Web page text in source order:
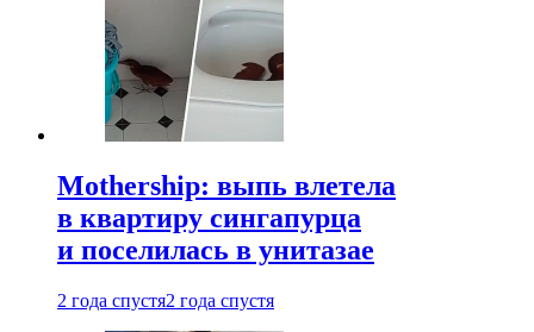
Mothership: выпь влетела
в квартиру сингапурца
и поселилась в унитазае
2 года спустя2 года спустя